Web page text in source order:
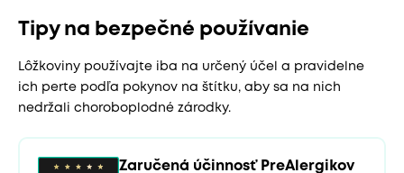
Tipy na bezpečné používanie
Lôžkoviny používajte iba na určený účel a pravidelne
ich perte podľa pokynov na štítku, aby sa na nich
nedržali choroboplodné zárodky.
Zaručená účinnosť PreAlergikov